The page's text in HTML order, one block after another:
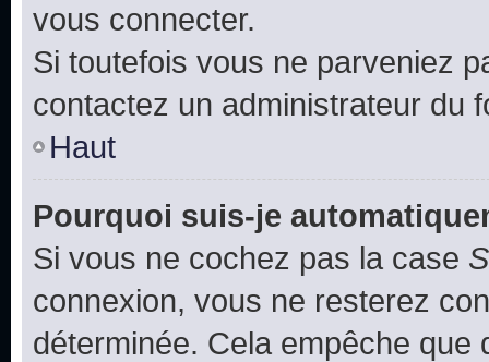
vous connecter.
Si toutefois vous ne parveniez
contactez un administrateur du
Haut
Pourquoi suis-je
Si vous ne cochez pas la case
connexion, vous ne resterez
déterminée. Cela empêche que